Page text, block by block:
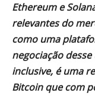
Ethereum e
relevantes do
como uma
negociação
inclusive, é uma
Bitcoin que com